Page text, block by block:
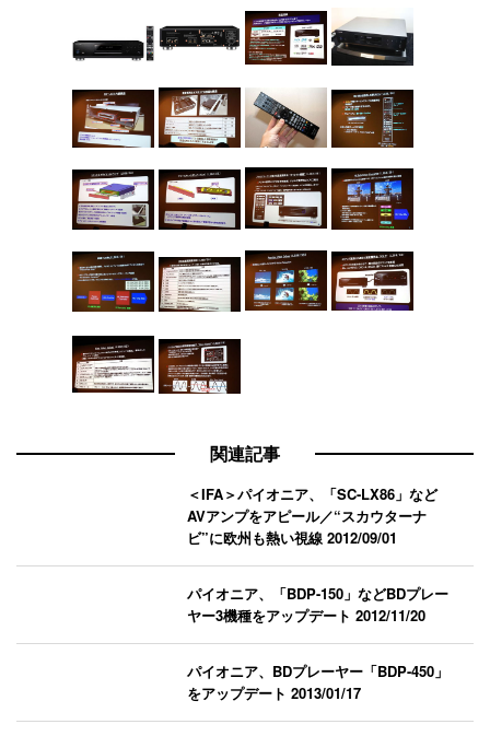
関連記事
＜IFA＞パイオニア、「SC-LX86」など
AVアンプをアピール／“スカウターナ
ビ”に欧州も熱い視線2012/09/01
パイオニア、「BDP-150」などBDプレー
ヤー3機種をアップデート2012/11/20
パイオニア、BDプレーヤー「BDP-450」
をアップデート2013/01/17